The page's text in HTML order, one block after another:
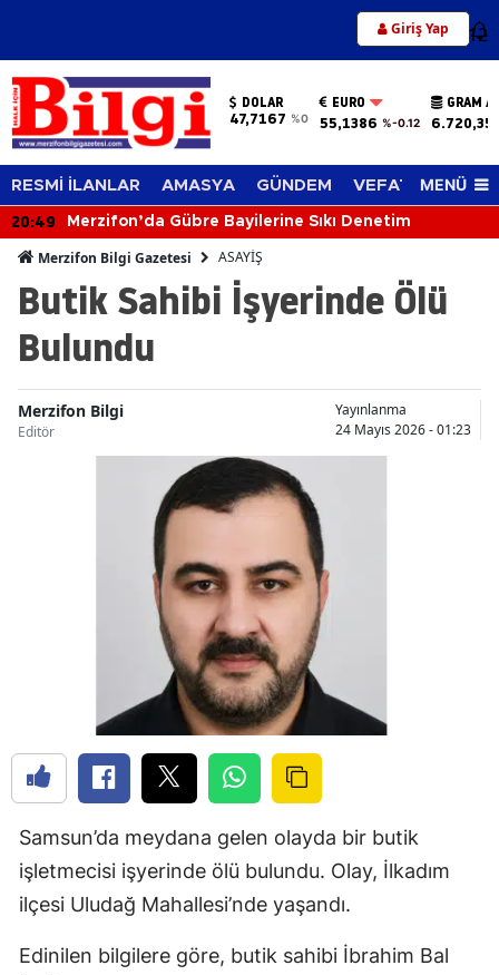
Giriş Yap 12
DOLAR
47,7167 %0
EURO
55,1386 %-0.12
GRAM
6.720,35
RESMİ İLANLAR AMASYA GÜNDEM VEFAT EDENLER
MENÜ
20:49 Merzifon’da Gübre Bayilerine Sıkı Denetim
Merzifon Bilgi Gazetesi ASAYİŞ
Butik Sahibi İşyerinde Ölü
Bulundu
Merzifon Bilgi
Editör
Yayınlanma
24 Mayıs 2026 - 01:23
Samsun’da meydana gelen olayda bir butik
işletmecisi işyerinde ölü bulundu. Olay, İlkadım
ilçesi Uludağ Mahallesi’nde yaşandı.
Edinilen bilgilere göre, butik sahibi İbrahim Bal